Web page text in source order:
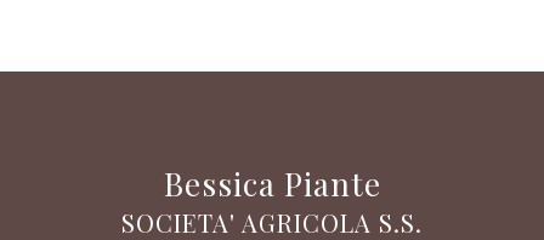
Bessica Piante
SOCIETA' AGRICOLA S.S.